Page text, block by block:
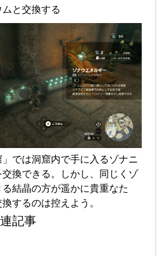
ムと交換する
では洞窟内で手に入るゾナニ
換できる。しかし、同じくゾ
結晶の方が遥かに貴重なた
するのは控えよう。
記事